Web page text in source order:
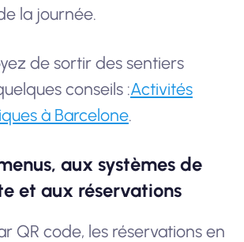
la journée.
de sortir des sentiers
conseils :Activités
à Barcelone.
aux systèmes de
et aux réservations
QR code, les réservations en